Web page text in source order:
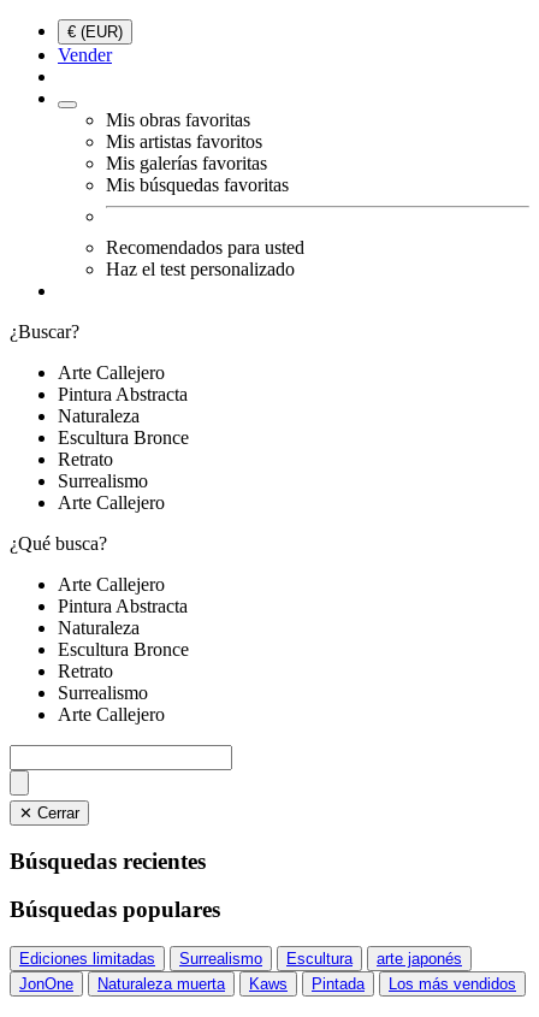
€ (EUR)
Vender
Mis obras favoritas
Mis artistas favoritos
Mis galerías favoritas
Mis búsquedas favoritas
Recomendados para usted
Haz el test personalizado
¿Buscar?
Arte Callejero
Pintura Abstracta
Naturaleza
Escultura Bronce
Retrato
Surrealismo
Arte Callejero
¿Qué busca?
Arte Callejero
Pintura Abstracta
Naturaleza
Escultura Bronce
Retrato
Surrealismo
Arte Callejero
✕ Cerrar
Búsquedas recientes
Búsquedas populares
Ediciones limitadas Surrealismo Escultura
arte japonés
JonOne
Naturaleza muerta Kaws Pintada Los más vendidos